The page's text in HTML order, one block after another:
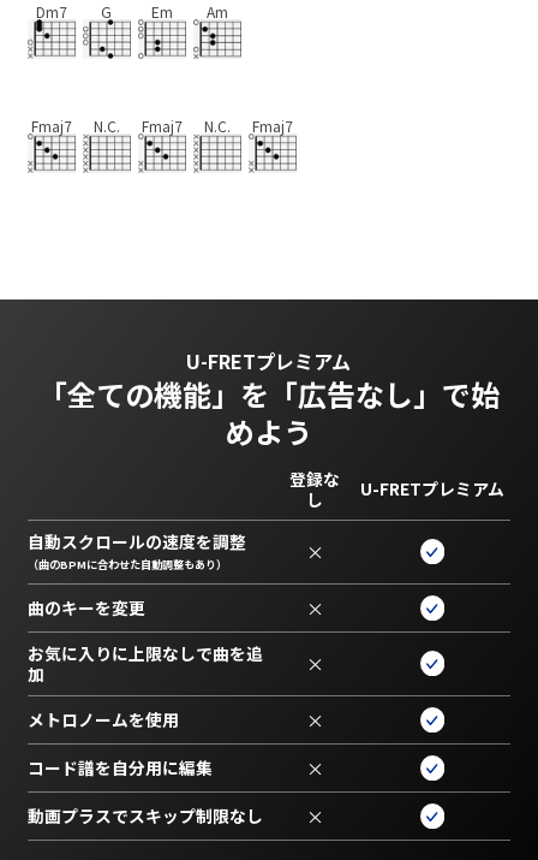
Dm7 G Em Am
Fmaj7 N.C. Fmaj7 N.C. Fmaj7
U-FRETプレミアム
「全ての機能」を 「広告なし」で始
めよう
登録な
し
U-FRETプレミアム
自動スクロールの速度を調整
（曲のBPMに合わせた自動調整もあり） ×
曲のキーを変更 ×
お気に入りに上限なしで曲を追
加
×
メトロノームを使用 ×
コード譜を自分用に編集 ×
動画プラスでスキップ制限なし ×